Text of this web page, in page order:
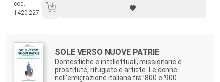
difficile percorso professionale – ostacolato dalle autorità locali – da
medico condotto a ufficiale sanitario a direttore del laboratorio
donne.
cod.
1420.227
Autori:
Titolo:
SOLE VERSO NUOVE PATRIE
Domestiche e intellettuali, missionarie e
prostitute, rifugiate e artiste. Le donne
nell’emigrazione italiana fra ’800 e ’900